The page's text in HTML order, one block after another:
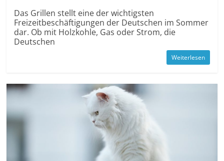
Das Grillen stellt eine der wichtigsten
Freizeitbeschäftigungen der Deutschen im Sommer
dar. Ob mit Holzkohle, Gas oder Strom, die
Deutschen
Weiterlesen